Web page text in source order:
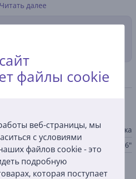
файлы cookie
веб-страницы, мы
с условиями
файлов cookie - это
подробную
которая поступает
материалов
Читать далее
чехол для ноутбука
до 16"